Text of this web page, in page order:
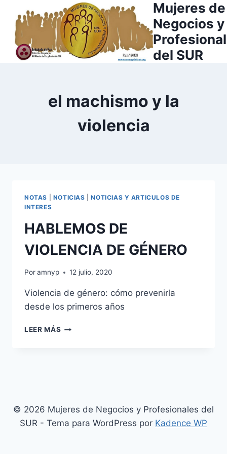
contenido
Mujeres de
Negocios y
del SUR
el machismo y la
violencia
NOTAS NOTICIAS |NOTICIAS Y ARTICULOS DE
INTERES
HABLEMOS DE
VIOLENCIA DE GÉNERO
Poramnyp 12 julio, 2020
Violencia de género: cómo prevenirla
desde los primeros años
LEER MÁS HABLEMOS
© 2026 Mujeres de Negocios y Profesionales del
SUR - Tema para WordPress por Kadence WP